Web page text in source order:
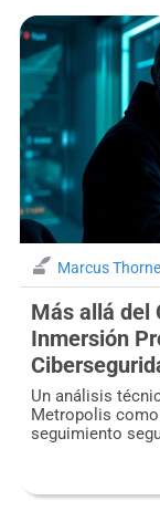
Marcus Thorne
Más allá del
Inmersión
Operacional
Un análisis
Metropolis como
seguimiento